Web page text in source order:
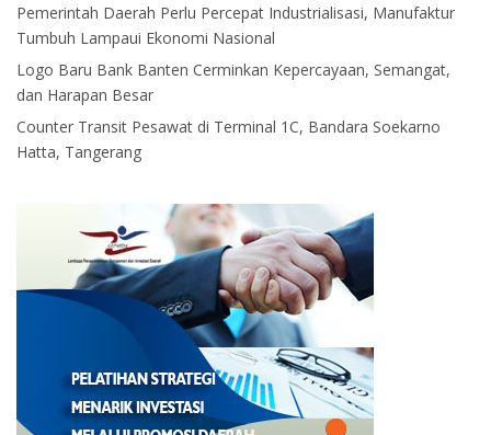
Pemerintah Daerah Perlu Percepat Industrialisasi, Manufaktur
Tumbuh Lampaui Ekonomi Nasional
Logo Baru Bank Banten Cerminkan Kepercayaan, Semangat,
dan Harapan Besar
Counter Transit Pesawat di Terminal 1C, Bandara Soekarno
Hatta, Tangerang